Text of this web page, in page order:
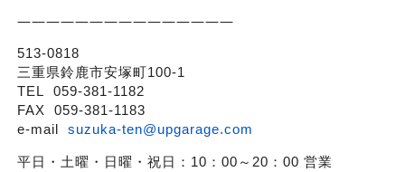
———————————————
513-0818
三重県鈴鹿市安塚町100-1
TEL 059-381-1182
FAX 059-381-1183
e-mail suzuka-ten@upgarage.com
平日・土曜・日曜・祝日：10：00～20：00 営業